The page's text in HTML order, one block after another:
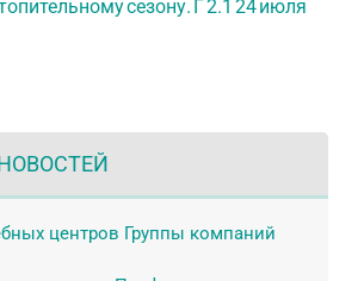
сезону. Г 2.1 24 июля
центров Группы компаний